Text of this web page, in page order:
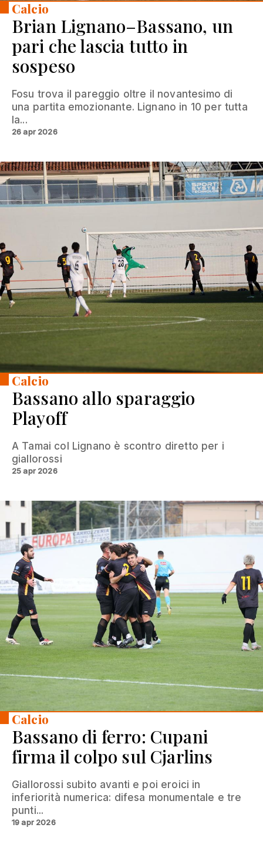
Calcio
Brian Lignano–Bassano, un
pari che lascia tutto in
sospeso
Fosu trova il pareggio oltre il novantesimo di
una partita emozionante. Lignano in 10 per tutta
la...
26 apr 2026
Calcio
Bassano allo sparaggio
Playoff
A Tamai col Lignano è scontro diretto per i
giallorossi
25 apr 2026
Calcio
Bassano di ferro: Cupani
firma il colpo sul Cjarlins
Giallorossi subito avanti e poi eroici in
inferiorità numerica: difesa monumentale e tre
punti...
19 apr 2026